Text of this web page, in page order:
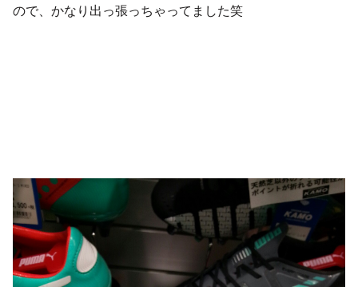
ので、かなり出っ張っちゃってました笑